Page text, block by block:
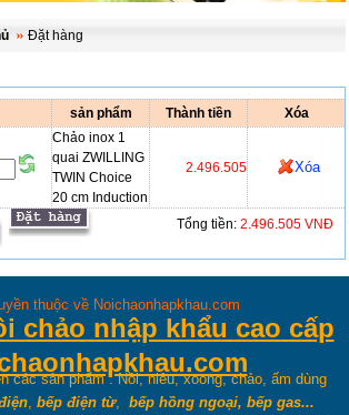
Đặt hàng
sản phẩm Thành tiền Xóa
Chảo inox 1
quai ZWILLING
TWIN Choice
20 cm Induction
2.496.505 Xóa
Tổng tiền: 2.496.505 VNĐ
thuộc về Noichaonhapkhau.com
chảo nhập khẩu cao cấp
các sản phẩm : Nồi, niêu, xoong, chảo, ấm dùng
, bếp điện từ, bếp hồng ngoại, bếp gas...